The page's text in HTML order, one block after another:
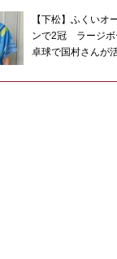
【下松】ふくいオ
ンで2冠 ラージボ
卓球で国村さんが